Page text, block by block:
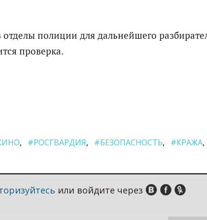
полиции для дальнейшего
проверка.
#РОСГВАРДИЯ #БЕЗОПАСНОСТЬ
#КРАЖА
или войдите через